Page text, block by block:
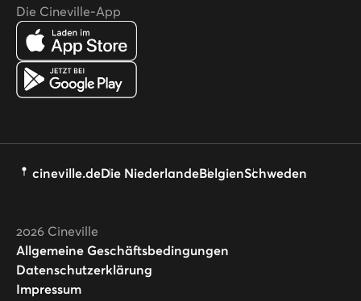
Die Cineville-App
cineville.deDie NiederlandeBelgienSchweden
2026 Cineville
Allgemeine Geschäftsbedingungen
Datenschutzerklärung
Impressum